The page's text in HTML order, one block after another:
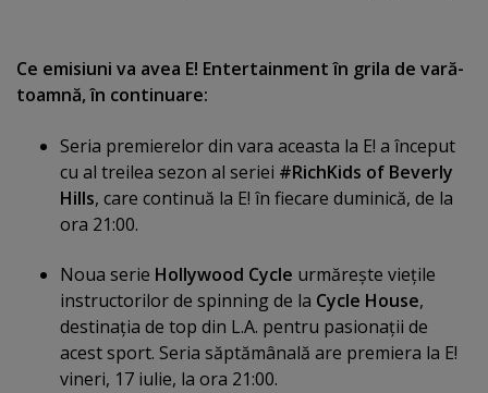
Ce emisiuni va avea E! Entertainment în grila de vară-
toamnă, în continuare:
Seria premierelor din vara aceasta la E! a început
cu al treilea sezon al seriei #RichKids of Beverly
Hills, care continuă la E! în fiecare duminică, de la
ora 21:00.
Noua serie Hollywood Cycle urmăreşte vieţile
instructorilor de spinning de la Cycle House,
destinaţia de top din L.A. pentru pasionaţii de
acest sport. Seria săptămânală are premiera la E!
vineri, 17 iulie, la ora 21:00.